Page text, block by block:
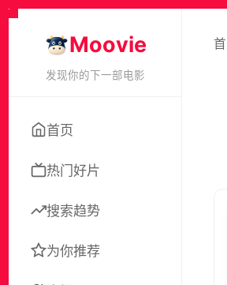
Moovie
发现你的下一部电影
首页
热门好片
搜索趋势
为你推荐